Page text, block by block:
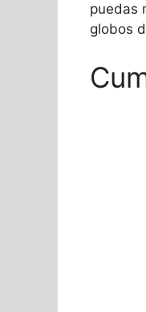
puedas
globos